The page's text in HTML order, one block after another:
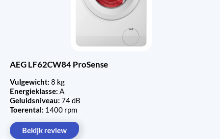
AEG LF62CW84 ProSense
Vulgewicht: 8 kg
Energieklasse: A
Geluidsniveau: 74 dB
Toerental: 1400 rpm
Bekijk review